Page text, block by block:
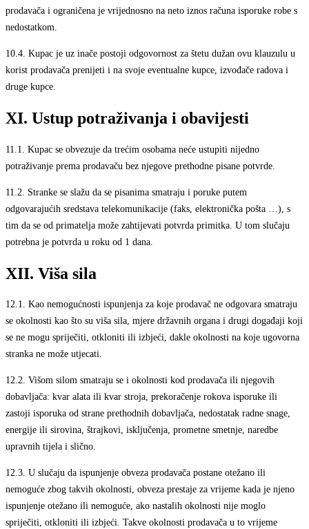
prodavača i ograničena je vrijednosno na neto iznos računa isporuke robe s
nedostatkom.
10.4. Kupac je uz inače postoji odgovornost za štetu dužan ovu klauzulu u
korist prodavača prenijeti i na svoje eventualne kupce, izvođače radova i
druge kupce.
XI. Ustup potraživanja i obavijesti
11.1.
Kupac se obvezuje da trećim osobama neće ustupiti nijedno
potraživanje prema prodavaču bez njegove prethodne pisane potvrde.
11.2.
Stranke se slažu da se pisanima smatraju i poruke putem
odgovarajućih sredstava telekomunikacije (faks, elektronička pošta …), s
tim da se od primatelja može zahtijevati potvrda primitka. U tom slučaju
potrebna je potvrda u roku od 1 dana.
XII. Viša sila
12.1. Kao nemogućnosti ispunjenja za koje prodavač ne odgovara smatraju
se okolnosti kao što su viša sila, mjere državnih organa i drugi događaji koji
se ne mogu spriječiti, otkloniti ili izbjeći, dakle okolnosti na koje ugovorna
stranka ne može utjecati.
12.2. Višom silom smatraju se i okolnosti kod prodavača ili njegovih
dobavljača: kvar alata ili kvar stroja, prekoračenje rokova isporuke ili
zastoji isporuka od strane prethodnih dobavljača, nedostatak radne snage,
energije ili sirovina, štrajkovi, isključenja, prometne smetnje, naredbe
upravnih tijela i slično.
12.3. U slučaju da ispunjenje obveza prodavača postane otežano ili
nemoguće zbog takvih okolnosti, obveza prestaje za vrijeme kada je njeno
ispunjenje otežano ili nemoguće, ako nastalih okolnosti nije moglo
spriječiti, otkloniti ili izbjeći. Takve okolnosti prodavača u to vrijeme